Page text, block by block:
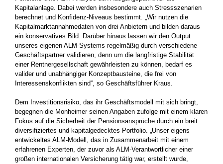
Kapitalanlage. Dabei werden insbesondere auch Stressszenarien
berechnet und Konfidenz-Niveaus bestimmt. „Wir nutzen die
Kapitalmarktannahmedaten von drei Anbietern und bilden daraus
ein konservatives Bild. Darüber hinaus lassen wir den Output
unseres eigenen ALM-Systems regelmäßig durch verschiedene
Geschäftspartner validieren, denn um die langfristige Stabilität
einer Rentnergesellschaft gewährleisten zu können, bedarf es
valider und unabhängiger Konzeptbausteine, die frei von
Interessenskonflikten sind“, so Geschäftsführer Kraus.
Dem Investitionsrisiko, das ihr Geschäftsmodell mit sich bringt,
begegnen die Monheimer seinen Angaben zufolge mit einem klaren
Fokus auf die Sicherheit der Pensionsansprüche durch ein breit
diversifiziertes und kapitalgedecktes Portfolio. „Unser eigens
entwickeltes ALM-Modell, das in Zusammenarbeit mit einem
erfahrenen Experten, der zuvor als ALM-Verantwortlicher einer
großen internationalen Versicherung tätig war, erstellt wurde,